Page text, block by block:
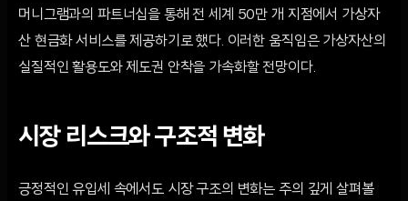
머니그램과의 파트너십을 통해 전 세계 50만 개 지점에서 가상자
산 현금화 서비스를 제공하기로 했다. 이러한 움직임은 가상자산의
실질적인 활용도와 제도권 안착을 가속화할 전망이다.
시장 리스크와 구조적 변화
긍정적인 유입세 속에서도 시장 구조의 변화는 주의 깊게 살펴볼